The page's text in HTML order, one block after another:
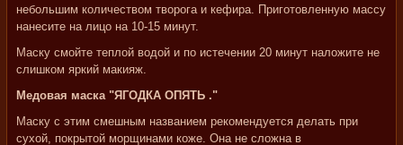
небольшим количеством творога и кефира. Приготовленную массу
нанесите на лицо на 10-15 минут.
Маску смойте теплой водой и по истечении 20 минут наложите не
слишком яркий макияж.
Медовая маска "ЯГОДКА ОПЯТЬ ."
Маску с этим смешным названием рекомендуется делать при
сухой, покрытой морщинами коже. Она не сложна в